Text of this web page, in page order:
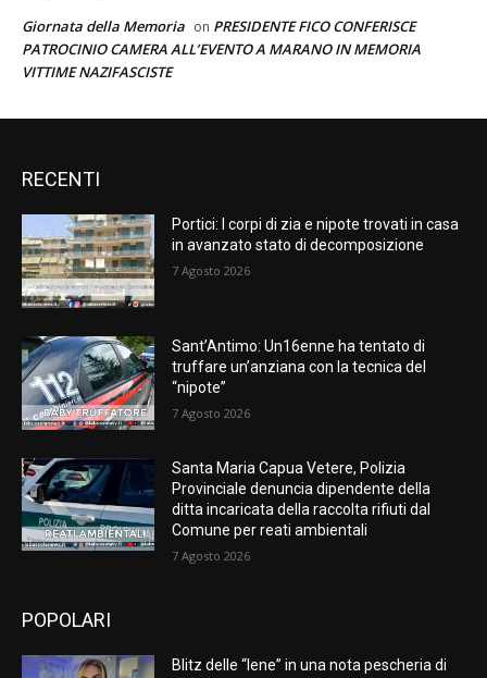
Giornata della Memoria on PRESIDENTE FICO CONFERISCE
PATROCINIO CAMERA ALL’EVENTO A MARANO IN MEMORIA
VITTIME NAZIFASCISTE
RECENTI
Portici: I corpi di zia e nipote trovati in casa
in avanzato stato di decomposizione
7 Agosto 2026
Sant’Antimo: Un16enne ha tentato di
truffare un’anziana con la tecnica del
“nipote”
7 Agosto 2026
Santa Maria Capua Vetere, Polizia
Provinciale denuncia dipendente della
ditta incaricata della raccolta rifiuti dal
Comune per reati ambientali
7 Agosto 2026
POPOLARI
Blitz delle “Iene” in una nota pescheria di